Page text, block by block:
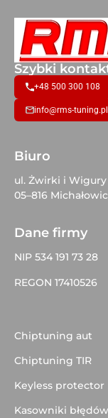
Szybki
+48 500 300 108
info@rms-tuning.pl
Biuro
ul. Żwirki i Wigury
05–816
Dane firmy
NIP 534 191 73 28
REGON 17410526
Chiptuning aut
Chiptuning TIR
Keyless protector
Kasowniki błędów